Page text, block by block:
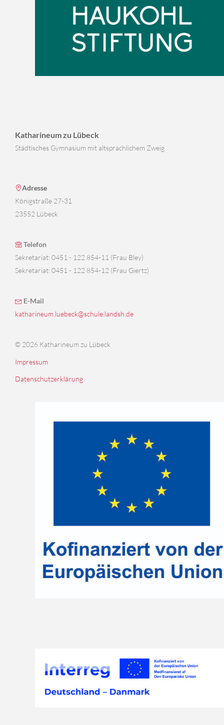
Katharineum zu Lübeck
Städtisches Gymnasium mit altsprachlichem Zweig
Adresse
Königstraße 27-31
23552 Lübeck
Telefon
Sekretariat: 0451 - 122 854-11 (Frau Bley)
Sekretariat: 0451 - 122 854-12 (Frau Giertz)
E-Mail
katharineum.luebeck@schule.landsh.de
© 2026 Katharineum zu Lübeck
Impressum
Datenschutzerklärung